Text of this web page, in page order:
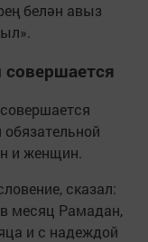
белән авыз
совершается
и женщин.
сказал:
месяц Рамадан,
и с надеждой